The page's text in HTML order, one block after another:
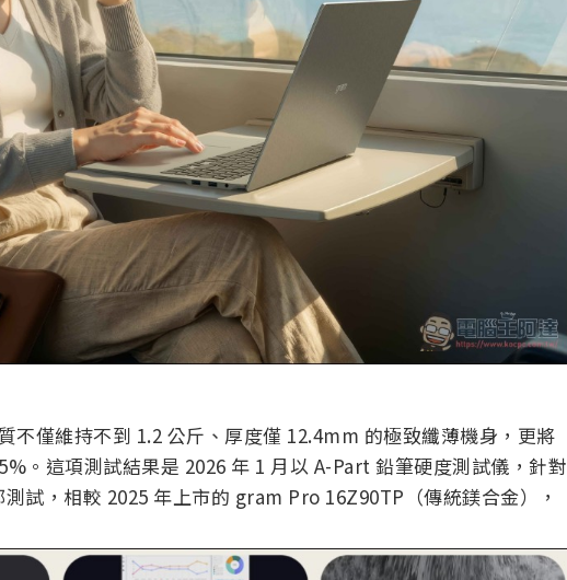
不僅維持不到 1.2 公斤、厚度僅 12.4mm 的極致纖薄機身，更將
。這項測試結果是 2026 年 1 月以 A-Part 鉛筆硬度測試儀，針對
試，相較 2025 年上市的 gram Pro 16Z90TP（傳統鎂合金），